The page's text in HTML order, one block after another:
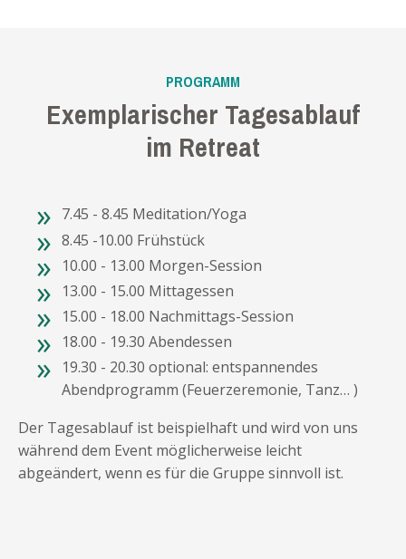
PROGRAMM
Exemplarischer Tagesablauf
im Retreat
7.45 - 8.45 Meditation/Yoga
8.45 -10.00 Frühstück
10.00 - 13.00 Morgen-Session
13.00 - 15.00 Mittagessen
15.00 - 18.00 Nachmittags-Session
18.00 - 19.30 Abendessen
19.30 - 20.30 optional: entspannendes
Abendprogramm (Feuerzeremonie, Tanz… )
Der Tagesablauf ist beispielhaft und wird von uns
während dem Event möglicherweise leicht
abgeändert, wenn es für die Gruppe sinnvoll ist.